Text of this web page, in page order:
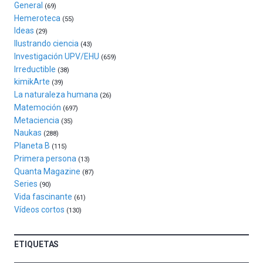
exposiciones,
conferencias,
docufórums
y
espectáculos
del
16
de
septiembre
al
4
de
octubre.
La
iniciativa,
organizada
Cátedra…
General (69)
Hemeroteca (55)
Ideas (29)
Ilustrando ciencia (43)
Investigación UPV/EHU (659)
Irreductible (38)
kimikArte (39)
La naturaleza humana (26)
Matemoción (697)
Metaciencia (35)
Naukas (288)
Planeta B (115)
Primera persona (13)
Quanta Magazine (87)
Series (90)
Vida fascinante (61)
Vídeos cortos (130)
ETIQUETAS